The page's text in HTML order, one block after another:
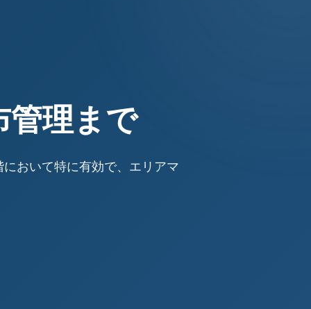
管理まで
おいて特に有効で、エリアマ